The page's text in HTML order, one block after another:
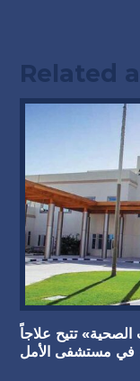
Related
الصحية» تتيح علاجاً
في مستشفى الأمل